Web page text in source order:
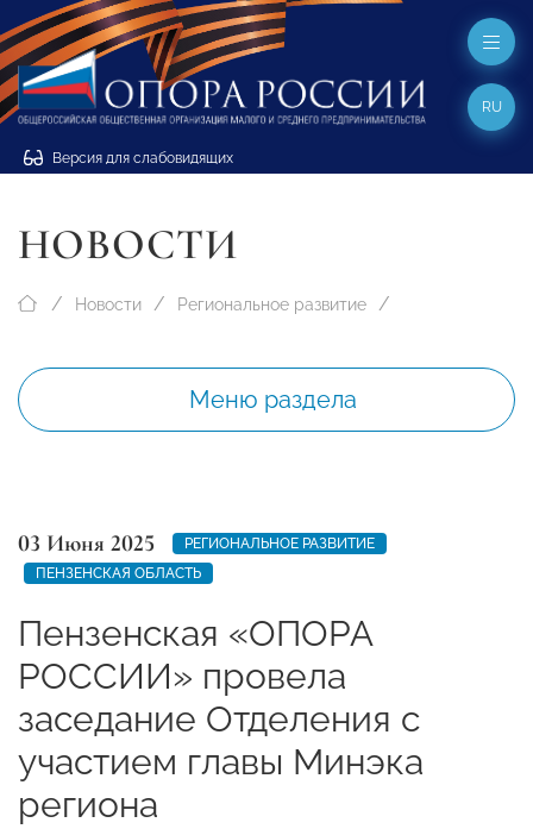
Версия для слабовидящих
RU
НОВОСТИ
Новости Региональное развитие
Меню раздела
03 Июня 2025
РЕГИОНАЛЬНОЕ РАЗВИТИЕ
ПЕНЗЕНСКАЯ ОБЛАСТЬ
Пензенская «ОПОРА
РОССИИ» провела
заседание Отделения с
участием главы Минэка
региона